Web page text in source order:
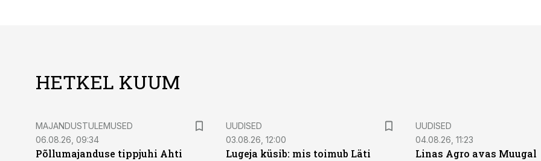
HETKEL KUUM
MAJANDUSTULEMUSED
06.08.26, 09:34
Põllumajanduse tippjuhi Ahti
UUDISED
03.08.26, 12:00
Lugeja küsib: mis toimub Läti
UUDISED
04.08.26, 11:23
Linas Agro avas Muugal